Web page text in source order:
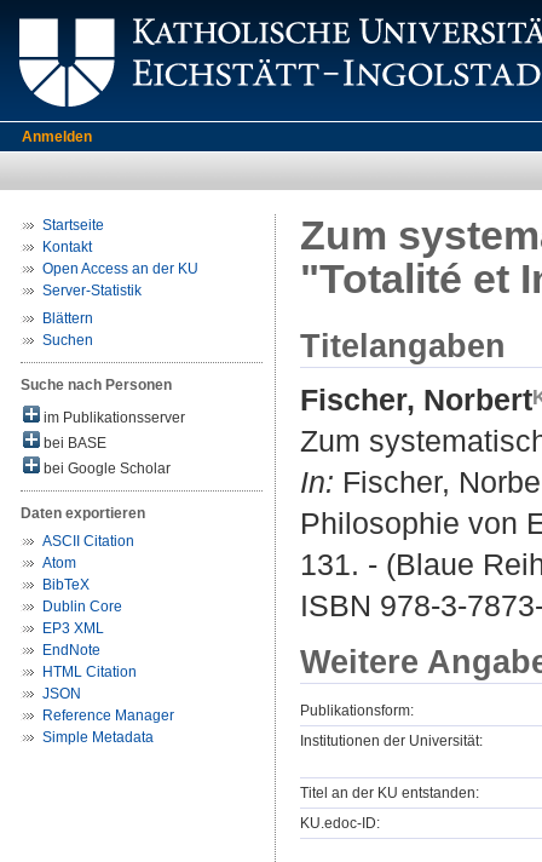
Anmelden
Startseite
Kontakt
Open Access an der KU
Server-Statistik
Blättern
Suchen
Suche nach Personen
im Publikationsserver
bei BASE
bei Google Scholar
Daten exportieren
ASCII Citation
Atom
BibTeX
Dublin Core
EP3 XML
EndNote
HTML Citation
JSON
Reference Manager
Simple Metadata
Zum
"Totalité et
Titelangaben
Fischer, Norbert
Zum
In: Fischer,
Philosophie von
131. - (Blaue
ISBN 978-3-
Weitere
Publikationsform:
Institutionen der Universität:
Titel an der KU entstanden:
KU.edoc-ID: